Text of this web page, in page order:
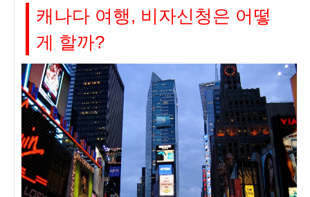
캐나다 여행, 비자신청은 어떻
게 할까?